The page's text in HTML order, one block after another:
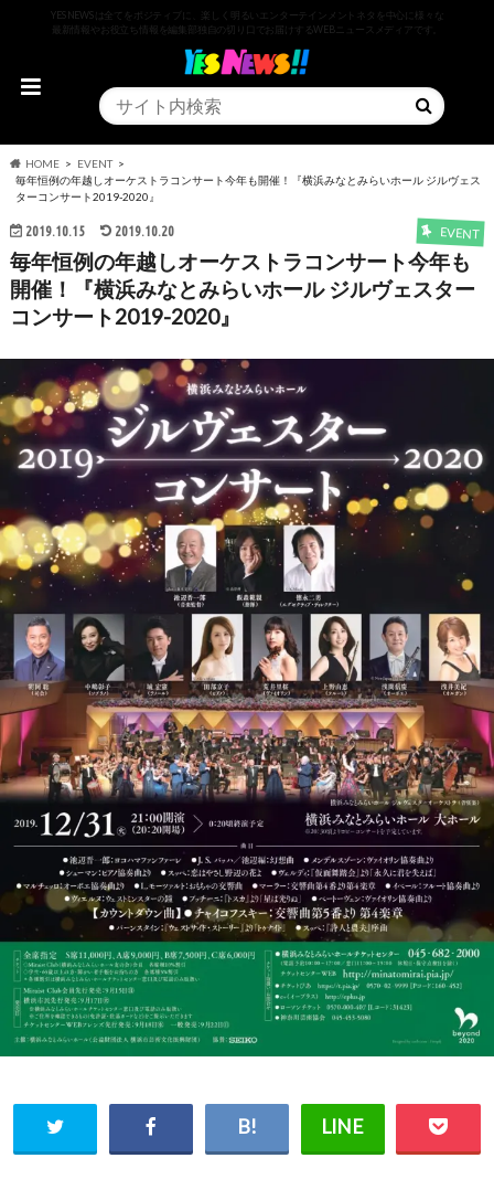
YESNEWSは全てをポジティブに、楽しく明るいエンターテインメントネタを中心に様々な
最新情報やお役立ち情報を編集部独自の切り口でお届けするWEBニュースメディアです。
HOME
EVENT
毎年恒例の年越しオーケストラコンサート今年も開催！『横浜みなとみらいホール ジルヴェス
ターコンサート2019-2020』
2019.10.15 2019.10.20 EVENT
毎年恒例の年越しオーケストラコンサート今年も
開催！『横浜みなとみらいホール ジルヴェスター
コンサート2019-2020』